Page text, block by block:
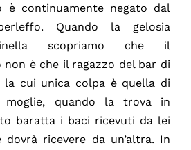
è continuamente negato dal
Quando la gelosia
scopriamo che il
è che il ragazzo del bar di
la cui unica colpa è quella di
moglie, quando la trova in
baratta i baci ricevuti da lei
ricevere da un’altra. In